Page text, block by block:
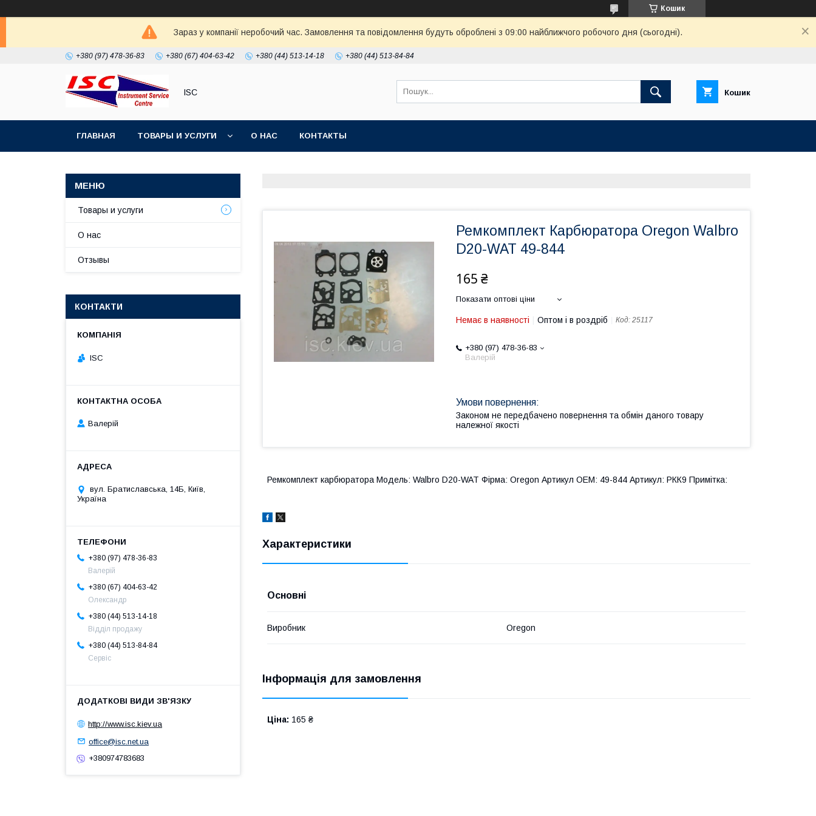
Кошик
Зараз у компанії неробочий час. Замовлення та повідомлення будуть оброблені з 09:00 найближчого робочого дня (сьогодні).
+380 (97) 478-36-83 +380 (67) 404-63-42 +380 (44) 513-14-18 +380 (44) 513-84-84
ISC Кошик
ГЛАВНАЯ ТОВАРЫ И УСЛУГИ О НАС КОНТАКТЫ
Ремкомплект Карбюратора Oregon Walbro
D20-WAT 49-844
165 ₴
Показати оптові ціни
Немає в наявності Оптом і в роздріб Код: 25117
+380 (97) 478-36-83
Валерій
Законом не передбачено повернення та обмін даного товару
належної якості
Ремкомплект карбюратора Модель: Walbro D20-WAT Фірма: Oregon Артикул OEM: 49-844 Артикул: РКК9 Примітка:
Характеристики
Основні
Виробник Oregon
Інформація для замовлення
Ціна: 165 ₴
Товары и услуги
О нас
Отзывы
КОНТАКТИ
ISC
Валерій
вул. Братиславська, 14Б, Київ,
Україна
+380 (97) 478-36-83
Валерій
+380 (67) 404-63-42
Олександр
+380 (44) 513-14-18
Відділ продажу
+380 (44) 513-84-84
Сервіс
http://www.isc.kiev.ua
office@isc.net.ua
+380974783683